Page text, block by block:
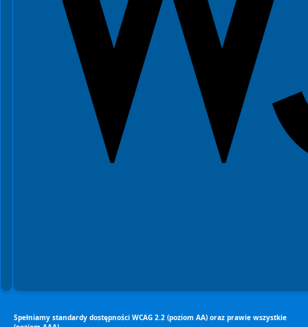
Spełniamy standardy dostępności WCAG 2.2 (poziom AA) oraz prawie wszystkie